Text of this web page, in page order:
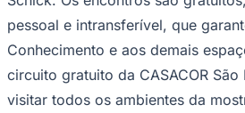
pessoal e intransferível, que
Conhecimento e aos demais
circuito gratuito da CASACOR São
visitar todos os ambientes da